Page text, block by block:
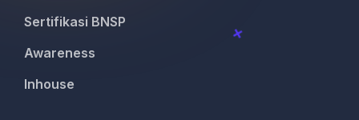
Sertifikasi BNSP
Awareness
Inhouse